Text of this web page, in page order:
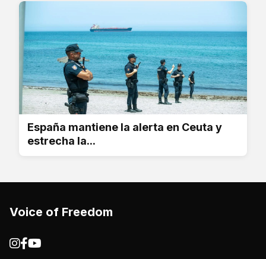
España mantiene la alerta en Ceuta y
estrecha la...
Voice of Freedom